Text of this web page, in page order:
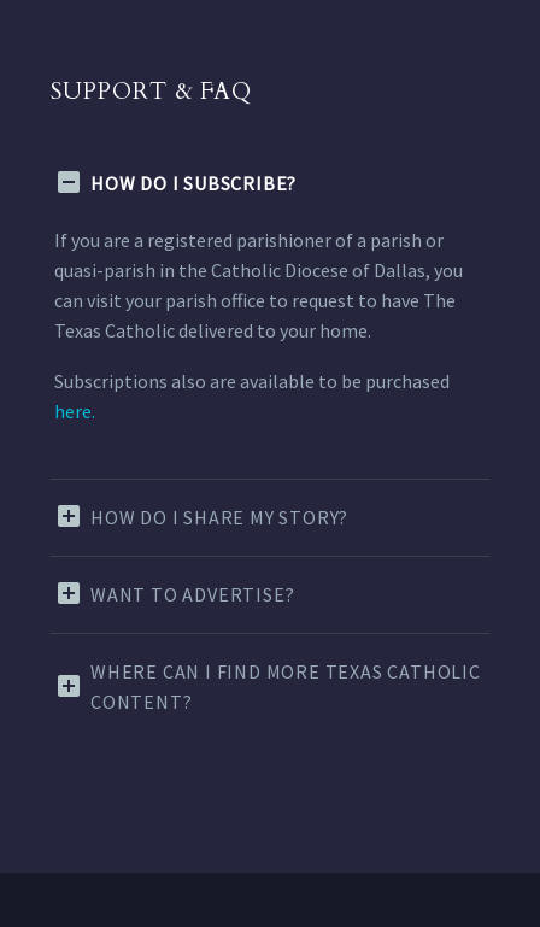
SUPPORT & FAQ
HOW DO I SUBSCRIBE?
If you are a registered parishioner of a parish or
quasi-parish in the Catholic Diocese of Dallas, you
can visit your parish office to request to have The
Texas Catholic delivered to your home.
Subscriptions also are available to be purchased
here.
HOW DO I SHARE MY STORY?
WANT TO ADVERTISE?
WHERE CAN I FIND MORE TEXAS CATHOLIC
CONTENT?